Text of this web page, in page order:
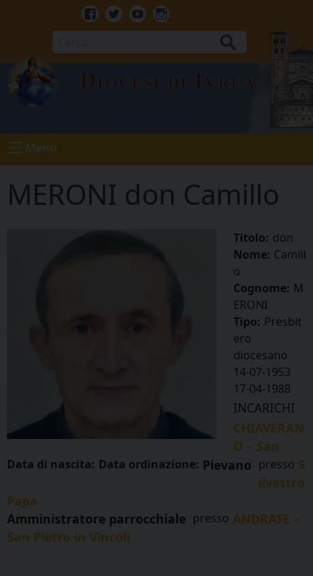
Facebook
TwitterYoutubeInstagram
Diocesi di Ivrea
Menu
MERONI don Camillo
Titolo: don
Nome: Camill
o
Cognome: M
ERONI
Tipo: Presbit
ero
diocesano
Data di nascita:
14-07-1953
Data ordinazione:
17-04-1988
INCARICHI
Pievano presso
CHIAVERAN
O – San
S
ilvestro
Papa
Amministratore parrocchiale presso ANDRATE –
San Pietro in Vincoli